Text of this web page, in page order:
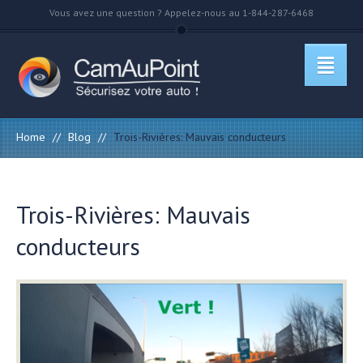
Vous avez une question ? Appelez-nous au 1-844-287-6468
Home // Blog // Trois-Rivières: Mauvais conducteurs
Trois-Rivières: Mauvais
conducteurs